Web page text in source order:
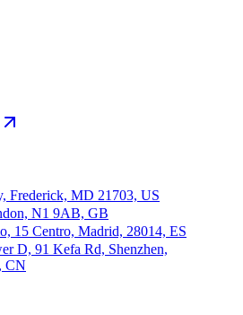
Frederick, MD 21703, US
N1 9AB, GB
15 Centro, Madrid, 28014, ES
D, 91 Kefa Rd, Shenzhen,
CN